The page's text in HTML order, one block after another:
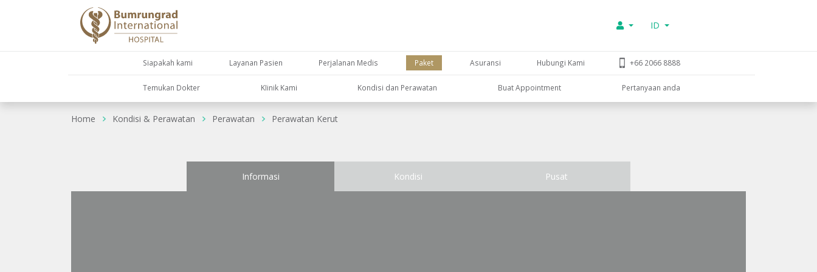
ID
Siapakah kami Layanan Pasien Perjalanan Medis Paket Asuransi Hubungi Kami +66 2066 8888
Temukan Dokter KIinik Kami Kondisi dan Perawatan Buat Appointment Pertanyaan anda
Home Kondisi & Perawatan Perawatan Perawatan Kerut
Informasi Kondisi Pusat